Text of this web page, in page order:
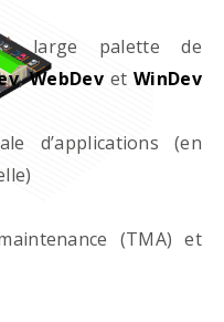
large palette de
,WebDevet WinDev
(en
(TMA) et